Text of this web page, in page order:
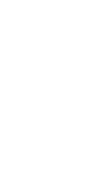
hög standard.